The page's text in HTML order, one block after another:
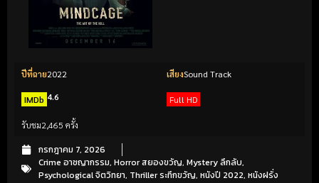
ปีที่ฉาย2022 เสียงSound Track
IMDb 4.6 Full HD
รับชม2,465 ครั้ง
กรกฎาคม 7, 2026
Crime อาชญากรรม, Horror สยองขวัญ, Mystery ลึกลับ,
Psychological จิตวิทยา, Thriller ระทึกขวัญ, หนังปี 2022, หนังฝรั่ง